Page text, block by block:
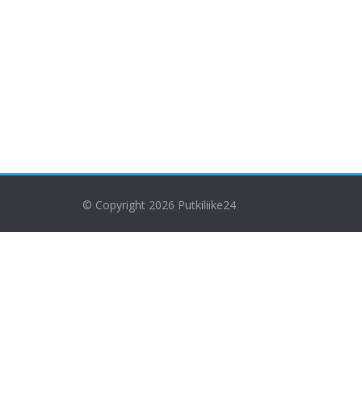
© Copyright 2026 Putkiliike24